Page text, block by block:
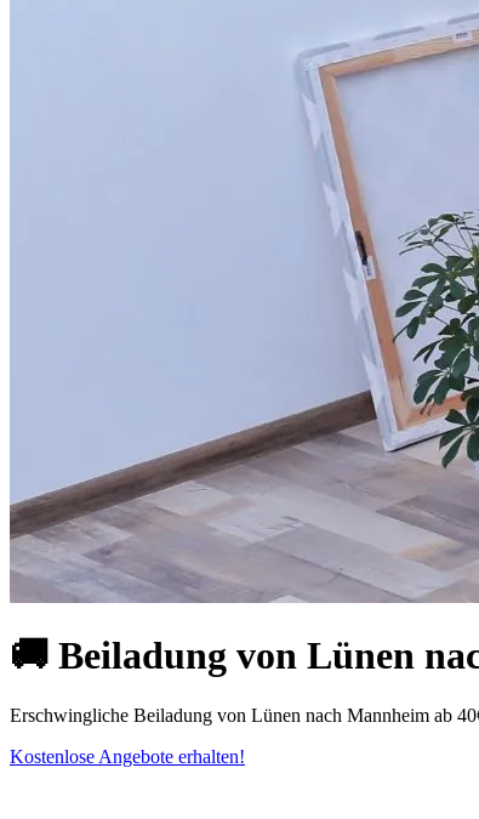
🚚 Beiladung von Lünen
Erschwingliche Beiladung von Lünen nach Mannheim ab
Kostenlose Angebote erhalten!